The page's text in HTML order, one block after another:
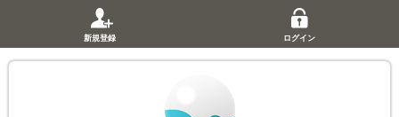
新規登録 ログイン